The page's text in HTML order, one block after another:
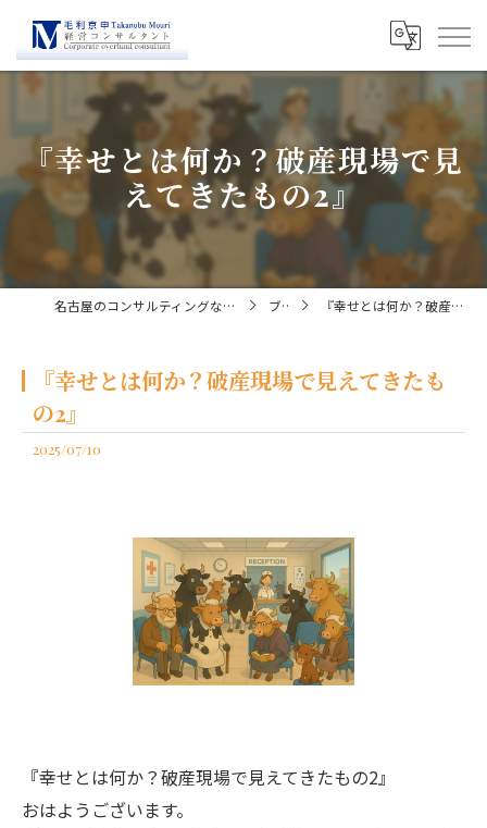
『幸せとは何か？破産現場で見
えてきたもの2』
名古屋のコンサルティングなら経営コンサルタント毛利京申 ブログ 『幸せとは何か？破産現場で見えてきたもの2』
『幸せとは何か？破産現場で見えてきたも
の2』
2025/07/10
『幸せとは何か？破産現場で見えてきたもの2』
おはようございます。